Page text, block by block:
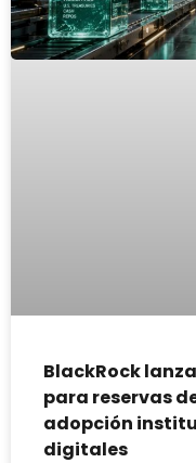
BlackRock
para reservas
adopción
digitales